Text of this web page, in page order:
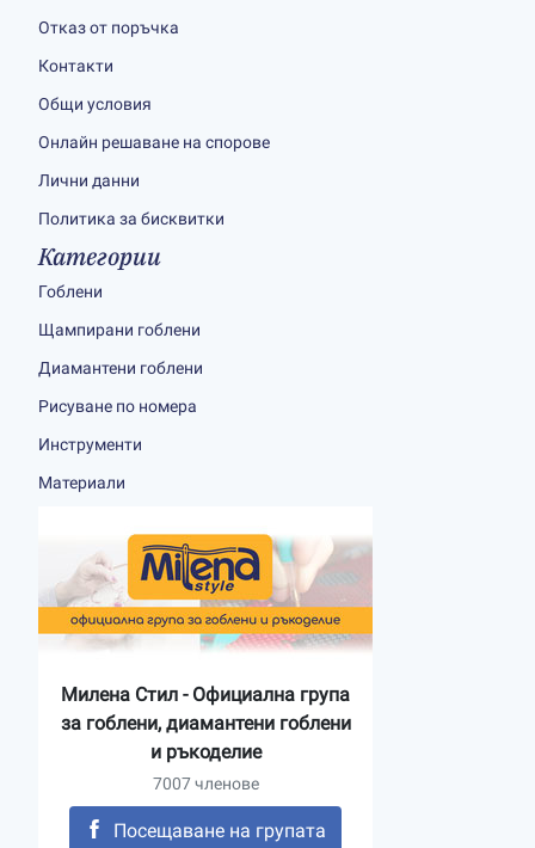
Отказ от поръчка
Контакти
Общи условия
Онлайн решаване на спорове
Лични данни
Политика за бисквитки
Категории
Гоблени
Щампирани гоблени
Диамантени гоблени
Рисуване по номера
Инструменти
Материали
Милена Стил - Официална група
за гоблени, диамантени гоблени
и ръкоделие
7007 членове
Посещаване на групата